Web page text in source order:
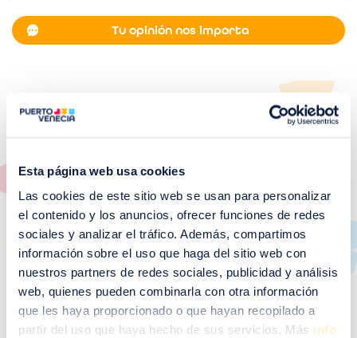
Esta página web usa cookies
Las cookies de este sitio web se usan para personalizar
el contenido y los anuncios, ofrecer funciones de redes
sociales y analizar el tráfico. Además, compartimos
información sobre el uso que haga del sitio web con
nuestros partners de redes sociales, publicidad y análisis
web, quienes pueden combinarla con otra información
que les haya proporcionado o que hayan recopilado a
partir del uso que haya hecho de sus servicios. Más info
Tu opinión nos importa
EnUDON somos una cadena de restaurantes de
estamos enPuerto Venecia.
te queremos ofrecer una variada
carta: Noodles (fideos) salteados o con caldo,
deliciosos platos para acompañarlos, arroces,
deliciosas ensaladas y sabrosos postres. Además
de nuestra carta también ponemos a tu disposición
3 distintos menús para que se ajusten a tus
necesidades.